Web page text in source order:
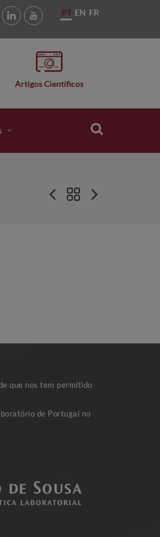
PT EN FR
Artigos Científicos
que nos tem permitido
de Portugal no